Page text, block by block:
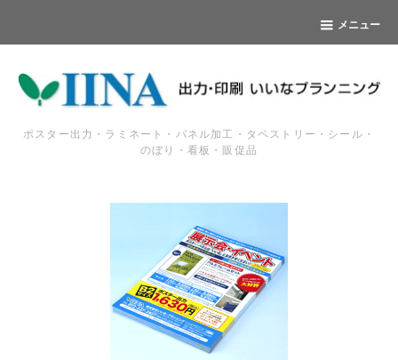
メニュー
ポスター出力・ラミネート・パネル加工・タペストリー・シール・
のぼり・看板・販促品